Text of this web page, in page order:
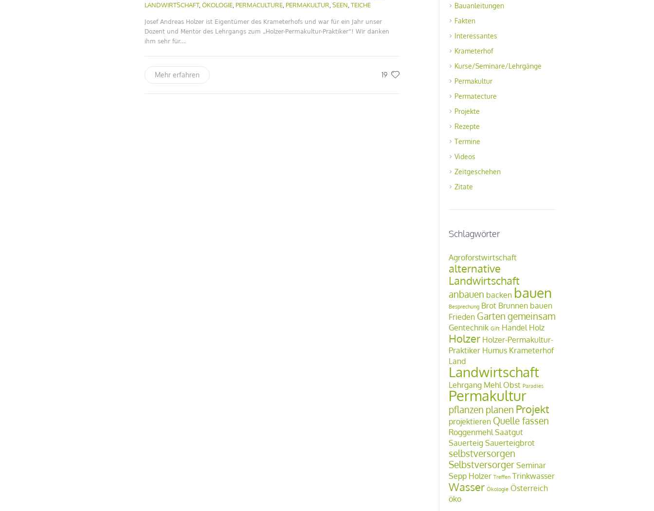
LANDWIRTSCHAFT, ÖKOLOGIE PERMACULTURE PERMAKULTUR SEEN TEICHE
Josef Andreas Holzer ist Eigentümer des Krameterhofs und war für ein Jahr unser
Dozent und Mentor des Lehrgangs zum „Holzer-Permakultur-Praktiker“! Wir danken
ihm sehr für...
19
Mehr erfahren
Bauanleitungen
Fakten
Interessantes
Krameterhof
Kurse/Seminare/Lehrgänge
Permakultur
Permatecture
Projekte
Rezepte
Termine
Videos
Zeitgeschehen
Zitate
Schlagwörter
Agroforstwirtschaft
alternative
Landwirtschaft
anbauen backen bauen
Besprechung Brot Brunnen bauen
Frieden Garten gemeinsam
Gentechnik Gift Handel Holz
Holzer Holzer-Permakultur-
Praktiker Humus Krameterhof
Land
Landwirtschaft
Lehrgang Mehl Obst Paradies
Permakultur
pflanzen planen Projekt
projektieren Quelle fassen
Roggenmehl Saatgut
Sauerteig Sauerteigbrot
selbstversorgen
Selbstversorger Seminar
Sepp Holzer Treffen Trinkwasser
Wasser Ökologie Österreich
öko